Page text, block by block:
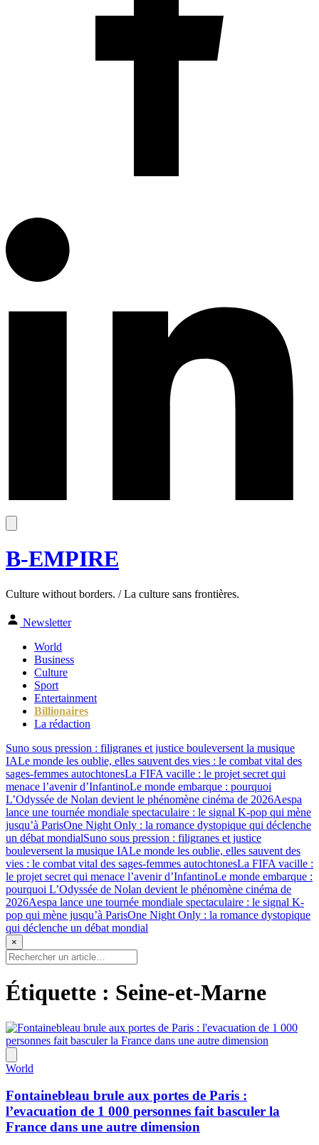
B-EMPIRE
Culture without borders. / La culture sans frontières.
Newsletter
World
Business
Culture
Sport
Entertainment
Billionaires
La rédaction
Suno sous pression : filigranes et justice bouleversent la musique
IALe monde les oublie, elles sauvent des vies : le combat vital des
sages-femmes autochtonesLa FIFA vacille : le projet secret qui
menace l’avenir d’InfantinoLe monde embarque : pourquoi
L’Odyssée de Nolan devient le phénomène cinéma de 2026Aespa
lance une tournée mondiale spectaculaire : le signal K-pop qui mène
jusqu’à ParisOne Night Only : la romance dystopique qui déclenche
un débat mondialSuno sous pression : filigranes et justice
bouleversent la musique IALe monde les oublie, elles sauvent des
vies : le combat vital des sages-femmes autochtonesLa FIFA vacille :
le projet secret qui menace l’avenir d’InfantinoLe monde embarque :
pourquoi L’Odyssée de Nolan devient le phénomène cinéma de
2026Aespa lance une tournée mondiale spectaculaire : le signal K-
pop qui mène jusqu’à ParisOne Night Only : la romance dystopique
qui déclenche un débat mondial
×
Étiquette : Seine-et-Marne
World
Fontainebleau brule aux portes de Paris :
l’evacuation de 1 000 personnes fait basculer la
France dans une autre dimension